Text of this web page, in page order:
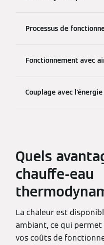
Processus de
Fonctionnement avec
Couplage avec
Quels
chauffe-eau
La chaleur est
ambiant, ce qui
vos coûts de